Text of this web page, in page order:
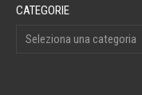
CATEGORIE